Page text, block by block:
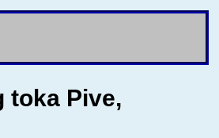
toka Pive,